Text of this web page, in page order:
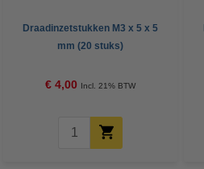
Draadinzetstukken M3 x 5 x 5
mm (20 stuks)
€ 4,00 Incl. 21% BTW